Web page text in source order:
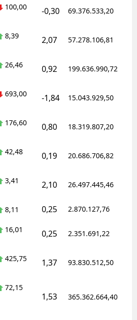
Trabzon
Uşak
Zonguldak
Aksaray
Batman
100,00 -0,30 69.376.533,20
8,39 2,07 57.278.106,81
26,46 0,92 199.636.990,72
693,00 -1,84 15.043.929,50
176,60 0,80 18.319.807,20
42,48 0,19 20.686.706,82
3,41 2,10 26.497.445,46
8,11 0,25 2.870.127,76
16,01 0,25 2.351.691,22
425,75 1,37 93.830.512,50
72,15
1,53 365.362.664,40